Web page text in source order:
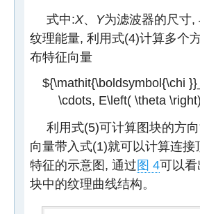
式中:X、 Y为滤波器的尺寸,
纹理能量, 利用式(4)计算多个
布特征向量
${\mathit{\boldsymbol{\chi
\cdots, E\left( \theta
利用式(5)可计算图块的方
向量带入式(1)就可以计算连
特征的示意图, 通过图 4可以
块中的纹理曲线结构。